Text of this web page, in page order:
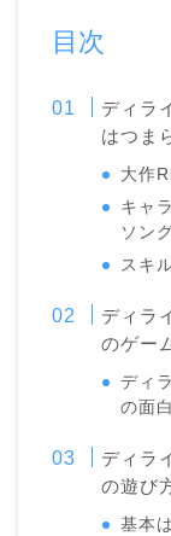
目次
ディラ
はつま
大作
キャ
ソン
スキ
ディラ
のゲー
ディ
の面
ディラ
の遊び
基本